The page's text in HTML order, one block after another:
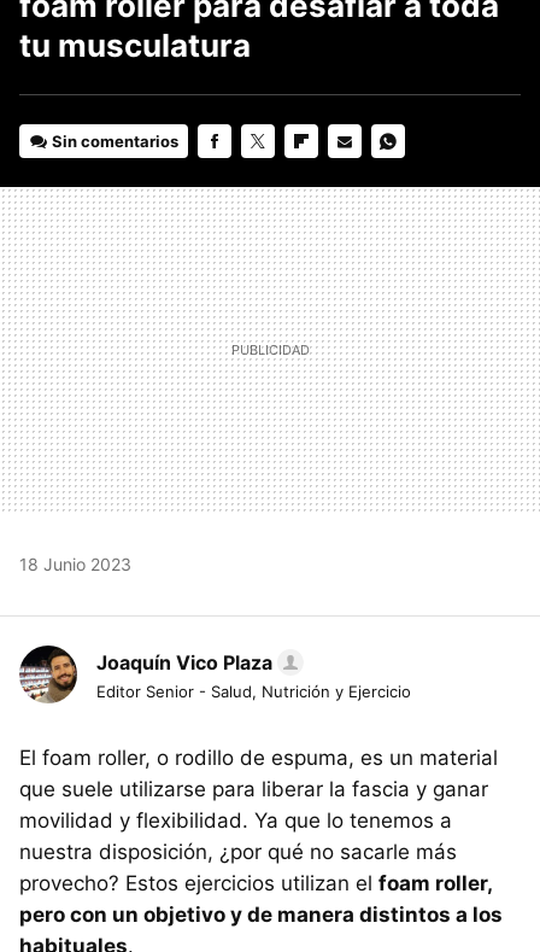
tu musculatura
Sin comentarios
MAIL
18 Junio 2023
Joaquín Vico Plaza
Editor Senior - Salud, Nutrición y Ejercicio
El foam roller, o rodillo de espuma, es un material
que suele utilizarse para liberar la fascia y ganar
movilidad y flexibilidad. Ya que lo tenemos a
nuestra disposición, ¿por qué no sacarle más
provecho? Estos ejercicios utilizan el foam roller,
pero con un objetivo y de manera distintos a los
habituales.